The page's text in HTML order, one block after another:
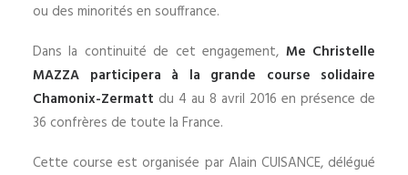
ou des minorités en souffrance.
Dans la continuité de cet engagement, Me Christelle
MAZZA participera à la grande course solidaire
Chamonix-Zermatt du 4 au 8 avril 2016 en présence de
36 confrères de toute la France.
Cette course est organisée par Alain CUISANCE, délégué